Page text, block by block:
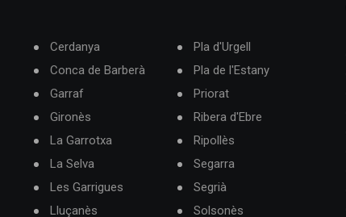
Cerdanya
Conca de Barberà
Garraf
Gironès
La Garrotxa
La Selva
Les Garrigues
Lluçanès
Pla d'Urgell
Pla de l'Estany
Priorat
Ribera d'Ebre
Ripollès
Segarra
Segrià
Solsonès